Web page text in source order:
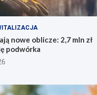
nowe oblicze: 2,7 mln zł
podwórka